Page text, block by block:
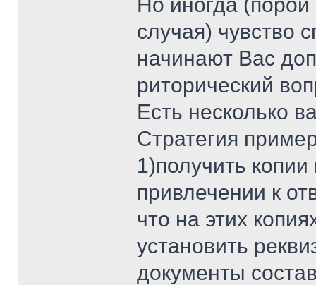
случая) чувство
начинают Вас
риторический
Есть несколько
Стратегия
1)получить
привлечении к
что на этих
установить
документы